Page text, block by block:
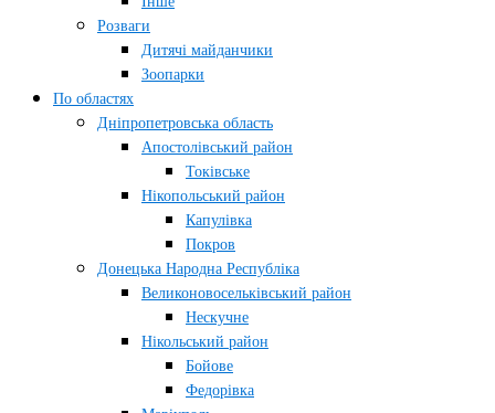
Розваги
Дитячі майданчики
Зоопарки
По областях
Дніпропетровська область
Апостолівський район
Токівське
Нікопольський район
Капулівка
Покров
Донецька Народна Республіка
Великоновосельківський район
Нескучне
Нікольський район
Бойове
Федорівка